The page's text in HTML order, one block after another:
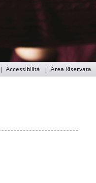
| Accessibilità | Area Riservata